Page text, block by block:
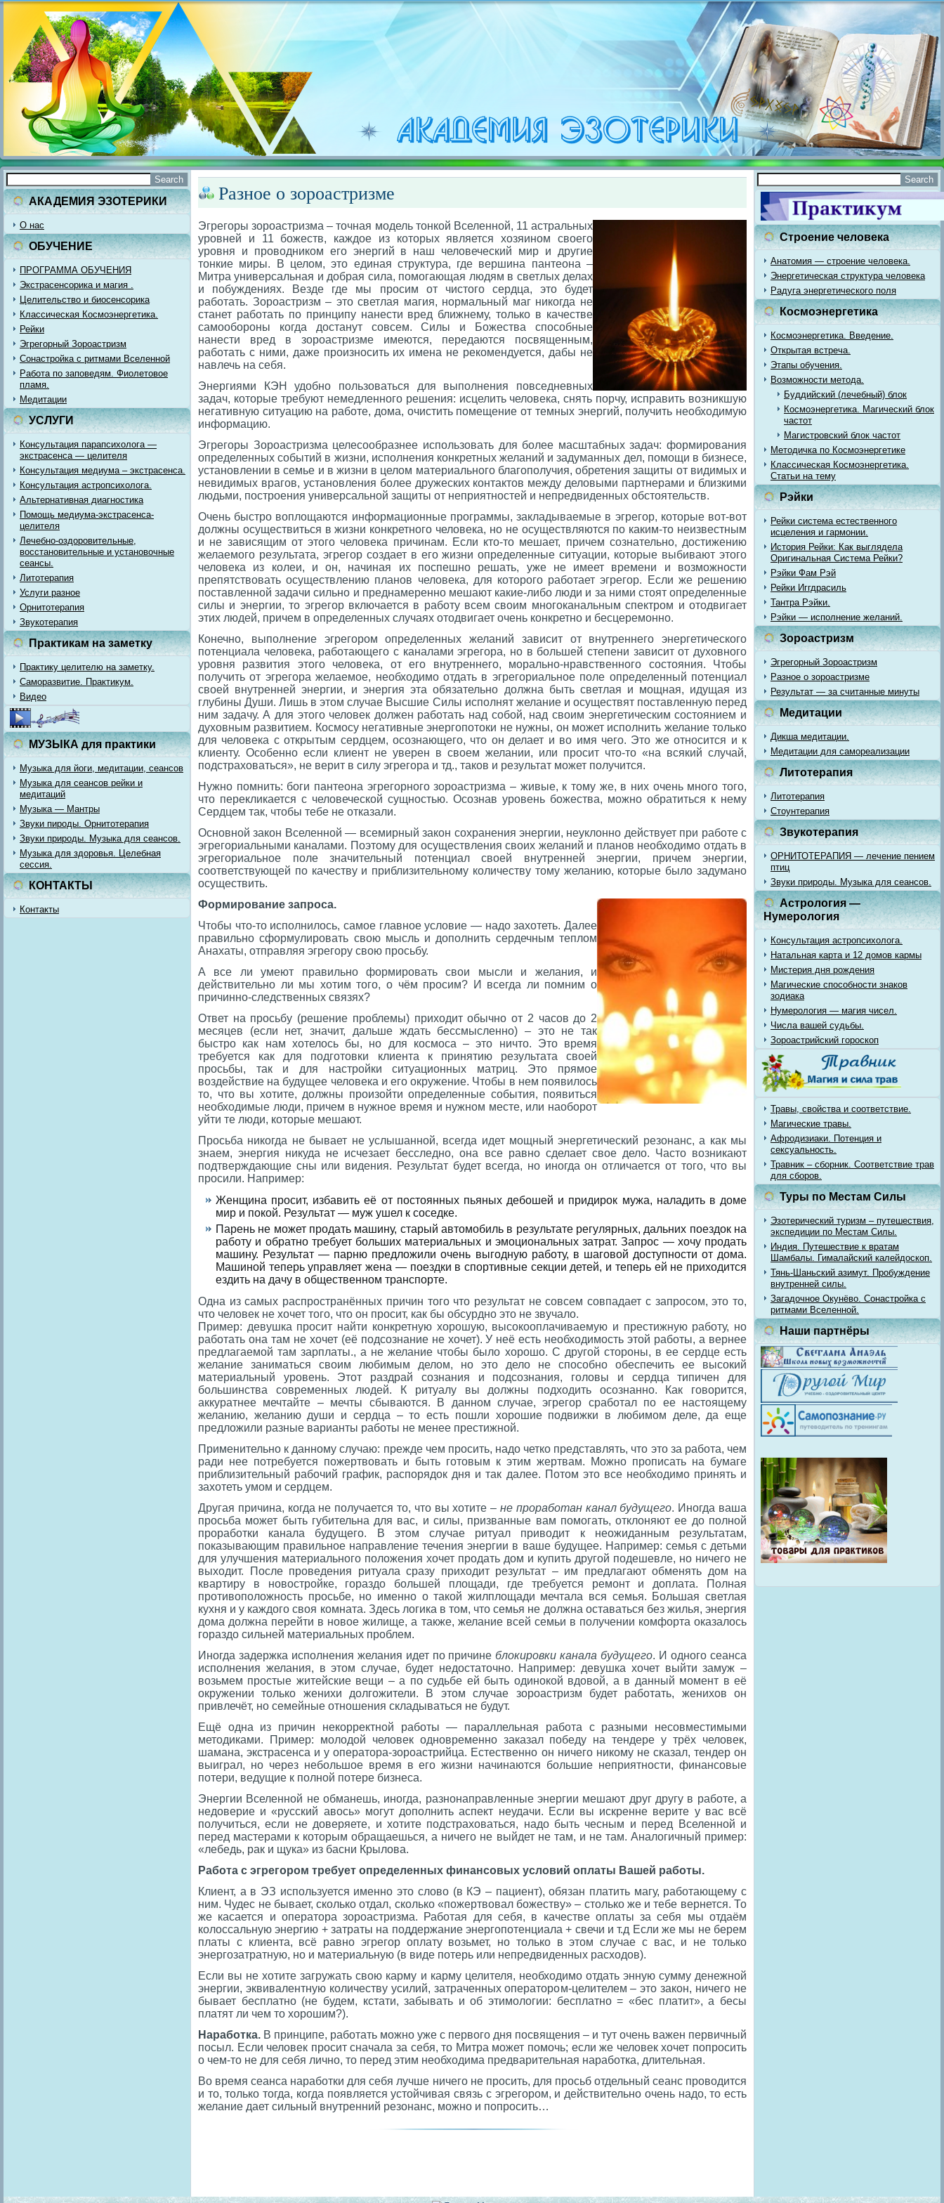
АКАДЕМИЯ ЭЗОТЕРИКИ
О нас
ОБУЧЕНИЕ
ПРОГРАММА ОБУЧЕНИЯ
Экстрасенсорика и магия .
Целительство и биосенсорика
Классическая Космоэнергетика.
Рейки
Эгрегорный Зороастризм
Сонастройка с ритмами Вселенной
Работа по заповедям. Фиолетовое
пламя.
Медитации
УСЛУГИ
Консультация парапсихолога —
экстрасенса — целителя
Консультация медиума – экстрасенса.
Консультация астропсихолога.
Альтернативная диагностика
Помощь медиума-экстрасенса-
целителя
Лечебно-оздоровительные,
восстановительные и установочные
сеансы.
Литотерапия
Услуги разное
Орнитотерапия
Звукотерапия
Практикам на заметку
Практику целителю на заметку.
Саморазвитие. Практикум.
Видео
МУЗЫКА для практики
Музыка для йоги, медитации, сеансов
Музыка для сеансов рейки и
медитаций
Музыка — Мантры
Звуки пироды. Орнитотерапия
Звуки природы. Музыка для сеансов.
Музыка для здоровья. Целебная
сессия.
КОНТАКТЫ
Контакты
Разное о зороастризме
Эгрегоры зороастризма – точная модель тонкой Вселенной, 11 астральных
уровней и 11 божеств, каждое из которых является хозяином своего
уровня и проводником его энергий в наш человеческий мир и другие
тонкие миры. В целом, это единая структура, где вершина пантеона –
Митра универсальная и добрая сила, помогающая людям в светлых делах
и побуждениях. Везде где мы просим от чистого сердца, это будет
работать. Зороастризм – это светлая магия, нормальный маг никогда не
станет работать по принципу нанести вред ближнему, только в качестве
самообороны когда достанут совсем. Силы и Божества способные
нанести вред в зороастризме имеются, передаются посвященным,
работать с ними, даже произносить их имена не рекомендуется, дабы не
навлечь на себя.
Энергиями КЭН удобно пользоваться для выполнения повседневных
задач, которые требуют немедленного решения: исцелить человека, снять порчу, исправить возникшую
негативную ситуацию на работе, дома, очистить помещение от темных энергий, получить необходимую
информацию.
Эгрегоры Зороастризма целесообразнее использовать для более масштабных задач: формирования
определенных событий в жизни, исполнения конкретных желаний и задуманных дел, помощи в бизнесе,
установлении в семье и в жизни в целом материального благополучия, обретения защиты от видимых и
невидимых врагов, установления более дружеских контактов между деловыми партнерами и близкими
людьми, построения универсальной защиты от неприятностей и непредвиденных обстоятельств.
Очень быстро воплощаются информационные программы, закладываемые в эгрегор, которые вот-вот
должны осуществиться в жизни конкретного человека, но не осуществляются по каким-то неизвестным
и не зависящим от этого человека причинам. Если кто-то мешает, причем сознательно, достижению
желаемого результата, эгрегор создает в его жизни определенные ситуации, которые выбивают этого
человека из колеи, и он, начиная их поспешно решать, уже не имеет времени и возможности
препятствовать осуществлению планов человека, для которого работает эгрегор. Если же решению
поставленной задачи сильно и преднамеренно мешают какие-либо люди и за ними стоят определенные
силы и энергии, то эгрегор включается в работу всем своим многоканальным спектром и отодвигает
этих людей, причем в определенных случаях отодвигает очень конкретно и бесцеремонно.
Конечно, выполнение эгрегором определенных желаний зависит от внутреннего энергетического
потенциала человека, работающего с каналами эгрегора, но в большей степени зависит от духовного
уровня развития этого человека, от его внутреннего, морально-нравственного состояния. Чтобы
получить от эгрегора желаемое, необходимо отдать в эгрегориальное поле определенный потенциал
своей внутренней энергии, и энергия эта обязательно должна быть светлая и мощная, идущая из
глубины Души. Лишь в этом случае Высшие Силы исполнят желание и осуществят поставленную перед
ним задачу. А для этого человек должен работать над собой, над своим энергетическим состоянием и
духовным развитием. Космосу негативные энергопотоки не нужны, он может исполнить желание только
для человека с открытым сердцем, осознающего, что он делает и во имя чего. Это же относится и к
клиенту. Особенно если клиент не уверен в своем желании, или просит что-то «на всякий случай,
подстраховаться», не верит в силу эгрегора и тд., таков и результат может получится.
Нужно помнить: боги пантеона эгрегорного зороастризма – живые, к тому же, в них очень много того,
что перекликается с человеческой сущностью. Осознав уровень божества, можно обратиться к нему
Сердцем так, чтобы тебе не отказали.
Основной закон Вселенной — всемирный закон сохранения энергии, неуклонно действует при работе с
эгрегориальными каналами. Поэтому для осуществления своих желаний и планов необходимо отдать в
эгрегориальное поле значительный потенциал своей внутренней энергии, причем энергии,
соответствующей по качеству и приблизительному количеству тому желанию, которые было задумано
осуществить.
Формирование запроса.
Чтобы что-то исполнилось, самое главное условие — надо захотеть. Далее
правильно сформулировать свою мысль и дополнить сердечным теплом
Анахаты, отправляя эгрегору свою просьбу.
А все ли умеют правильно формировать свои мысли и желания, и
действительно ли мы хотим того, о чём просим? И всегда ли помним о
причинно-следственных связях?
Ответ на просьбу (решение проблемы) приходит обычно от 2 часов до 2
месяцев (если нет, значит, дальше ждать бессмысленно) – это не так
быстро как нам хотелось бы, но для космоса – это ничто. Это время
требуется как для подготовки клиента к принятию результата своей
просьбы, так и для настройки ситуационных матриц. Это прямое
воздействие на будущее человека и его окружение. Чтобы в нем появилось
то, что вы хотите, должны произойти определенные события, появиться
необходимые люди, причем в нужное время и нужном месте, или наоборот
уйти те люди, которые мешают.
Просьба никогда не бывает не услышанной, всегда идет мощный энергетический резонанс, а как мы
знаем, энергия никуда не исчезает бесследно, она все равно сделает свое дело. Часто возникают
подтверждающие сны или видения. Результат будет всегда, но иногда он отличается от того, что вы
просили. Например:
Женщина просит, избавить её от постоянных пьяных дебошей и придирок мужа, наладить в доме
мир и покой. Результат — муж ушел к соседке.
Парень не может продать машину, старый автомобиль в результате регулярных, дальних поездок на
работу и обратно требует больших материальных и эмоциональных затрат. Запрос — хочу продать
машину. Результат — парню предложили очень выгодную работу, в шаговой доступности от дома.
Машиной теперь управляет жена — поездки в спортивные секции детей, и теперь ей не приходится
ездить на дачу в общественном транспорте.
Одна из самых распространённых причин того что результат не совсем совпадает с запросом, это то,
что человек не хочет того, что он просит, как бы обсурдно это не звучало.
Пример: девушка просит найти конкретную хорошую, высокооплачиваемую и престижную работу, но
работать она там не хочет (её подсознание не хочет). У неё есть необходимость этой работы, а вернее
предлагаемой там зарплаты., а не желание чтобы было хорошо. С другой стороны, в ее сердце есть
желание заниматься своим любимым делом, но это дело не способно обеспечить ее высокий
материальный уровень. Этот раздрай сознания и подсознания, головы и сердца типичен для
большинства современных людей.
К ритуалу вы должны подходить осознанно. Как говорится,
аккуратнее мечтайте – мечты сбываются. В данном случае, эгрегор сработал по ее настоящему
желанию, желанию души и сердца – то есть пошли хорошие подвижки в любимом деле, да еще
предложили разные варианты работы не менее престижной.
Применительно к данному случаю: прежде чем просить, надо четко представлять, что это за работа, чем
ради нее потребуется пожертвовать и быть готовым к этим жертвам. Можно прописать на бумаге
приблизительный рабочий график, распорядок дня и так далее. Потом это все необходимо принять и
захотеть умом и сердцем.
Другая причина, когда не получается то, что вы хотите – не проработан канал будущего. Иногда ваша
просьба может быть губительна для вас, и силы, призванные вам помогать, отклоняют ее до полной
проработки канала будущего. В этом случае ритуал приводит к неожиданным результатам,
показывающим правильное направление течения энергии в ваше будущее. Например: семья с детьми
для улучшения материального положения хочет продать дом и купить другой подешевле, но ничего не
выходит. После проведения ритуала сразу приходит результат – им предлагают обменять дом на
квартиру в новостройке, гораздо большей площади, где требуется ремонт и доплата. Полная
противоположность просьбе, но именно о такой жилплощади мечтала вся семья. Большая светлая
кухня и у каждого своя комната. Здесь логика в том, что семья не должна оставаться без жилья, энергия
дома должна перейти в новое жилище, а также, желание всей семьи в получении комфорта оказалось
гораздо сильней материальных проблем.
Иногда задержка исполнения желания идет по причинеблокировки канала будущего. И одного сеанса
исполнения желания, в этом случае, будет недостаточно. Например: девушка хочет выйти замуж –
возьмем простые житейские вещи – а по судьбе ей быть одинокой вдовой, а в данный момент в её
окружении только женихи долгожители. В этом случае зороастризм будет работать, женихов он
привлечёт, но семейные отношения складываться не будут.
Ещё одна из причин некорректной работы — параллельная работа с разными несовместимыми
методиками. Пример: молодой человек одновременно заказал победу на тендере у трёх человек,
шамана, экстрасенса и у оператора-зороастрийца. Естественно он ничего никому не сказал, тендер он
выиграл, но через небольшое время в его жизни начинаются большие неприятности, финансовые
потери, ведущие к полной потере бизнеса.
Энергии Вселенной не обманешь, иногда, разнонаправленные энергии мешают друг другу в работе, а
недоверие и «русский авось» могут дополнить аспект неудачи. Если вы искренне верите у вас всё
получиться, если не доверяете, и хотите подстраховаться, надо быть чесным и перед Вселенной и
перед мастерами к которым обращаешься, а ничего не выйдет не там, и не там. Аналогичный пример:
«лебедь, рак и щука» из басни Крылова.
Работа с эгрегором требует определенных финансовых условий оплаты Вашей работы.
Клиент, а в ЭЗ используется именно это слово (в КЭ – пациент), обязан платить магу, работающему с
ним. Чудес не бывает, сколько отдал, сколько «пожертвовал божеству» – столько же и тебе вернется. То
же касается и оператора зороастризма. Работая для себя, в качестве оплаты за себя мы отдаём
колоссальную энергию + затраты на поддержание энергопотенциала + свечи и т.д Если же мы не берем
платы с клиента, всё равно эгрегор оплату возьмет, но только в этом случае с вас, и не только
энергозатратную, но и материальную (в виде потерь или непредвиденных расходов).
Если вы не хотите загружать свою карму и карму целителя, необходимо отдать энную сумму денежной
энергии, эквивалентную количеству усилий, затраченных оператором-целителем – это закон, ничего не
бывает бесплатно (не будем, кстати, забывать и об этимологии: бесплатно = «бес платит», а бесы
платят ли чем то хорошим?).
Наработка. В принципе, работать можно уже с первого дня посвящения – и тут очень важен первичный
посыл. Если человек просит сначала за себя, то Митра может помочь; если же человек хочет попросить
о чем-то не для себя лично, то перед этим необходима предварительная наработка, длительная.
Во время сеанса наработки для себя лучше ничего не просить, для просьб отдельный сеанс проводится
и то, только тогда, когда появляется устойчивая связь с эгрегором, и действительно очень надо, то есть
желание дает сильный внутренний резонанс, можно и попросить…
Строение человека
Анатомия — строение человека.
Энергетическая структура человека
Радуга энергетического поля
Космоэнергетика
Космоэнергетика. Введение.
Открытая встреча.
Этапы обучения.
Возможности метода.
Буддийский (лечебный) блок
Космоэнергетика. Магический блок
частот
Магистровский блок частот
Методичка по Космоэнергетике
Классическая Космоэнергетика.
Статьи на тему
Рэйки
Рейки система естественного
исцеления и гармонии.
История Рейки: Как выглядела
Оригинальная Система Рейки?
Рэйки Фам Рэй
Рейки Иггдрасиль
Тантра Рэйки.
Рэйки — исполнение желаний.
Зороастризм
Эгрегорный Зороастризм
Разное о зороастризме
Результат — за считанные минуты
Медитации
Дикша медитации.
Медитации для самореализации
Литотерапия
Литотерапия
Стоунтерапия
Звукотерапия
ОРНИТОТЕРАПИЯ — лечение пением
птиц
Звуки природы. Музыка для сеансов.
Астрология —
Нумерология
Консультация астропсихолога.
Натальная карта и 12 домов кармы
Мистерия дня рождения
Магические способности знаков
зодиака
Нумерология — магия чисел.
Числа вашей судьбы.
Зороастрийский гороскоп
Травы, свойства и соответствие.
Магические травы.
Афродизиаки. Потенция и
сексуальность.
Травник – сборник. Соответствие трав
для сборов.
Туры по Местам Силы
Эзотерический туризм – путешествия,
экспедиции по Местам Силы.
Индия. Путешествие к вратам
Шамбалы. Гималайский калейдоскоп.
Тянь-Шаньский азимут. Пробуждение
внутренней силы.
Загадочное Окунёво. Сонастройка с
ритмами Вселенной.
Наши партнёры